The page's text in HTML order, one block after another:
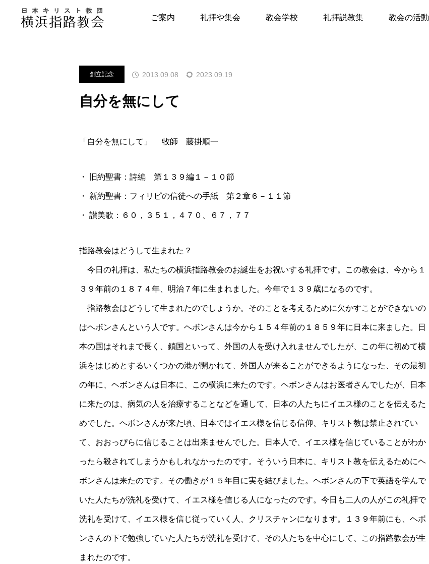
ご案内 礼拝や集会 教会学校 礼拝説教集 教会の活動
牧師・副牧師より
キリスト教用語集
創立記念 自分を無にして
創立記念 2013.09.08 2023.09.19
自分を無にして
「自分を無にして」 牧師 藤掛順一
・ 旧約聖書：詩編 第１３９編１－１０節
・ 新約聖書：フィリピの信徒への手紙 第２章６－１１節
・ 讃美歌：６０，３５１，４７０、６７，７７
指路教会はどうして生まれた？
今日の礼拝は、私たちの横浜指路教会のお誕生をお祝いする礼拝です。この教会は、今から１
３９年前の１８７４年、明治７年に生まれました。今年で１３９歳になるのです。
指路教会はどうして生まれたのでしょうか。そのことを考えるために欠かすことができないの
はヘボンさんという人です。ヘボンさんは今から１５４年前の１８５９年に日本に来ました。日
本の国はそれまで長く、鎖国といって、外国の人を受け入れませんでしたが、この年に初めて横
浜をはじめとするいくつかの港が開かれて、外国人が来ることができるようになった、その最初
の年に、ヘボンさんは日本に、この横浜に来たのです。ヘボンさんはお医者さんでしたが、日本
に来たのは、病気の人を治療することなどを通して、日本の人たちにイエス様のことを伝えるた
めでした。ヘボンさんが来た頃、日本ではイエス様を信じる信仰、キリスト教は禁止されてい
て、おおっぴらに信じることは出来ませんでした。日本人で、イエス様を信じていることがわか
ったら殺されてしまうかもしれなかったのです。そういう日本に、キリスト教を伝えるためにヘ
ボンさんは来たのです。その働きが１５年目に実を結びました。ヘボンさんの下で英語を学んで
いた人たちが洗礼を受けて、イエス様を信じる人になったのです。今日も二人の人がこの礼拝で
洗礼を受けて、イエス様を信じ従っていく人、クリスチャンになります。１３９年前にも、ヘボ
ンさんの下で勉強していた人たちが洗礼を受けて、その人たちを中心にして、この指路教会が生
まれたのです。